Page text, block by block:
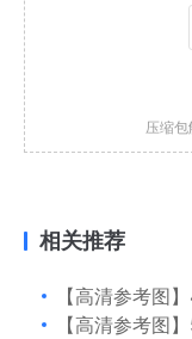
压缩包
相关推荐
【高清参考图
【高清参考图】